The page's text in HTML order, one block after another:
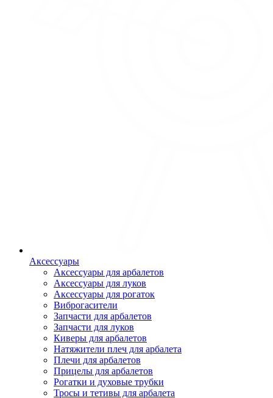
Аксессуары
Аксессуары для арбалетов
Аксессуары для луков
Аксессуары для рогаток
Виброгасители
Запчасти для арбалетов
Запчасти для луков
Киверы для арбалетов
Натяжители плеч для арбалета
Плечи для арбалетов
Прицелы для арбалетов
Рогатки и духовые трубки
Тросы и тетивы для арбалета